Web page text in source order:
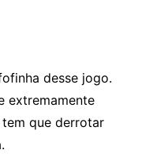
desse jogo.
extremamente
que derrotar